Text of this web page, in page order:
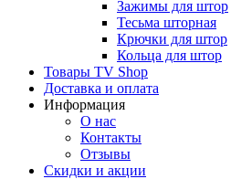
Зажимы для штор
Тесьма шторная
Крючки для штор
Кольца для штор
Товары TV Shop
Доставка и оплата
Информация
О нас
Контакты
Отзывы
Скидки и акции